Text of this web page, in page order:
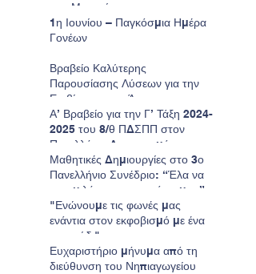
στο Μουσείο»
1η Ιουνίου – Παγκόσμια Ημέρα
Γονέων
Βραβείο Καλύτερης
Παρουσίασης Λύσεων για την
Επιβίωση στον Άρη για το
Νηπιαγωγείο μας.
Α’ Βραβείο για την Γ’ Τάξη 2024-
2025 του 8/θ ΠΔΣΠΠ στον
Πανελλήνιο Διαγωνισμό
Ζωγραφικής της Παιδικής
HELMEPA.
Μαθητικές Δημιουργίες στο 3ο
Πανελλήνιο Συνέδριο: “Έλα να
σου μιλήσω για τον τόπο μου”
"Ενώνουμε τις φωνές μας
ενάντια στον εκφοβισμό με ένα
τραγούδι"
Ευχαριστήριο μήνυμα από τη
διεύθυνση του Νηπιαγωγείου